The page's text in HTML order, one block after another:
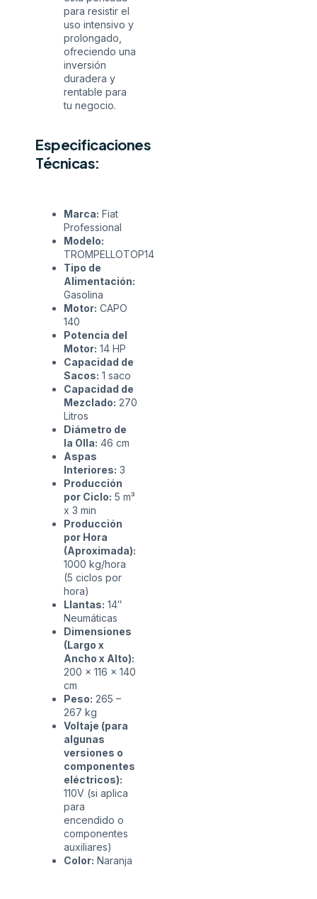
para resistir el
uso intensivo y
prolongado,
ofreciendo una
inversión
duradera y
rentable para
tu negocio.
Especificaciones
Técnicas:
Marca: Fiat
Professional
Modelo:
TROMPELLOTOP14
Tipo de
Alimentación:
Gasolina
Motor: CAPO
140
Potencia del
Motor: 14 HP
Capacidad de
Sacos: 1 saco
Capacidad de
Mezclado: 270
Litros
Diámetro de
la Olla: 46 cm
Aspas
Interiores: 3
Producción
por Ciclo: 5 m³
x 3 min
Producción
por Hora
(Aproximada):
1000 kg/hora
(5 ciclos por
hora)
Llantas: 14″
Neumáticas
Dimensiones
(Largo x
Ancho x Alto):
200 x 116 x 140
cm
Peso: 265 –
267 kg
Voltaje (para
algunas
versiones o
componentes
eléctricos):
110V (si aplica
para
encendido o
componentes
auxiliares)
Color: Naranja